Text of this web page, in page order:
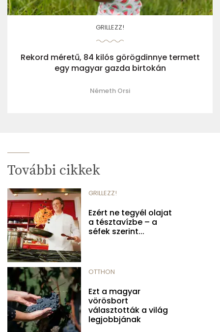
GRILLEZZ!
Rekord méretű, 84 kilós görögdinnye termett
egy magyar gazda birtokán
Németh Orsi
További cikkek
GRILLEZZ!
Ezért ne tegyél olajat
a tésztavízbe – a
séfek szerint...
OTTHON
Ezt a magyar
vörösbort
választották a világ
legjobbjának